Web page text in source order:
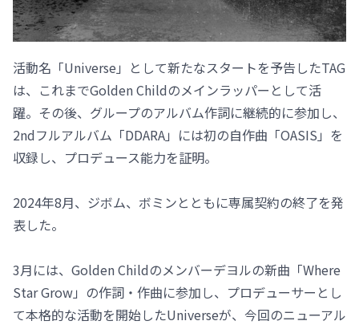
活動名「Universe」として新たなスタートを予告したTAG
は、これまでGolden Childのメインラッパーとして活
躍。その後、グループのアルバム作詞に継続的に参加し、
2ndフルアルバム「DDARA」には初の自作曲「OASIS」を
収録し、プロデュース能力を証明。
2024年8月、ジボム、ボミンとともに専属契約の終了を発
表した。
3月には、Golden Childのメンバーデヨルの新曲「Where
Star Grow」の作詞・作曲に参加し、プロデューサーとし
て本格的な活動を開始したUniverseが、今回のニューアル